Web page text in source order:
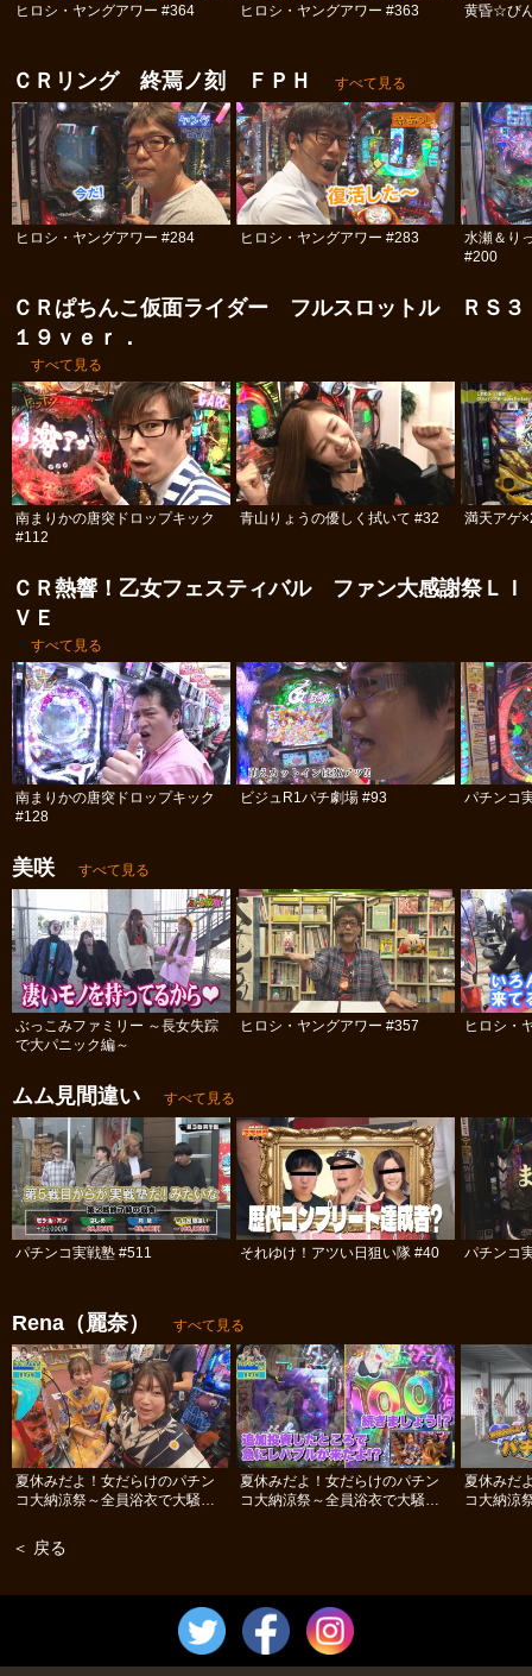
ヒロシ・ヤングアワー #364 ヒロシ・ヤングアワー #363 黄昏☆び
ＣＲリング 終焉ノ刻 ＦＰＨ すべて見る
ヒロシ・ヤングアワー #284 ヒロシ・ヤングアワー #283
水瀬＆り
#200
ＣＲぱちんこ仮面ライダー フルスロットル ＲＳ３
１９ｖｅｒ．
すべて見る
南まりかの唐突ドロップキック
#112
青山りょうの優しく拭いて #32 満天アゲ
ＣＲ熱響！乙女フェスティバル ファン大感謝祭ＬＩ
ＶＥ
すべて見る
南まりかの唐突ドロップキック
#128
ビジュR1パチ劇場 #93 パチンコ
美咲 すべて見る
ぶっこみファミリー ～長女失踪
で大パニック編～
ヒロシ・ヤングアワー #357 ヒロシ・
ムム見間違い すべて見る
パチンコ実戦塾 #511 それゆけ！アツい日狙い隊 #40 パチンコ
Rena（麗奈） すべて見る
夏休みだよ！女だらけのパチン
コ大納涼祭～全員浴衣で大騒ぎ
夏休みだよ！女だらけのパチン
コ大納涼祭～全員浴衣で大騒ぎ
夏休みだ
コ大納涼
＜ 戻る